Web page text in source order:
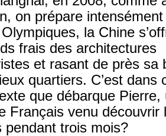
on prépare
la Chine
frais des architectures
et rasant de près sa
quartiers. C’est dans
que débarque Pierre,
Français venu découvrir
pendant trois mois?